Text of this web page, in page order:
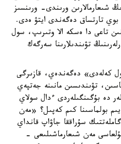
شىعارمالارىن ورىندى- ورىنسىز
بوي تارتساق دەگەندى ايتۋ ەدى.
تاعى دا ەسكە الا وتىرىپ، سول
تۋىندىلارىنا سەرگەك
كەلەدى» دەگەندەي، قازىرگى
تۋىندىسىن مانىنە جەتپەي
دە بۇگىنگىلەردى ءدال سولاي
بولماسىنا كىم كەپىل؟ «مەن
سۇراققا جاۋاپ قانداي
مەن شىعارماشىلىعى -